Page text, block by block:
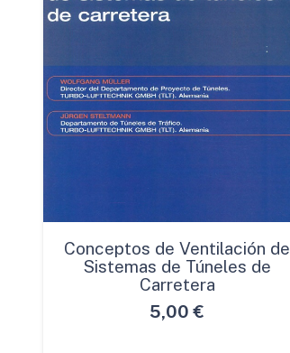
Conceptos de Ventilación de
Sistemas de Túneles de
Carretera
5,00 €